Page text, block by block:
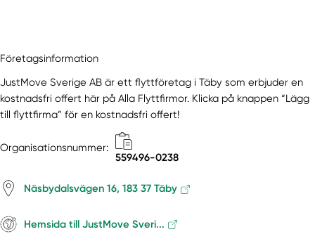
Företagsinformation
JustMove Sverige AB är ett flyttföretag i Täby som erbjuder en
kostnadsfri offert här på Alla Flyttfirmor. Klicka på knappen “Lägg
till flyttfirma” för en kostnadsfri offert!
Organisationsnummer:
559496-0238
Näsbydalsvägen 16, 183 37 Täby
Hemsida till JustMove Sveri...